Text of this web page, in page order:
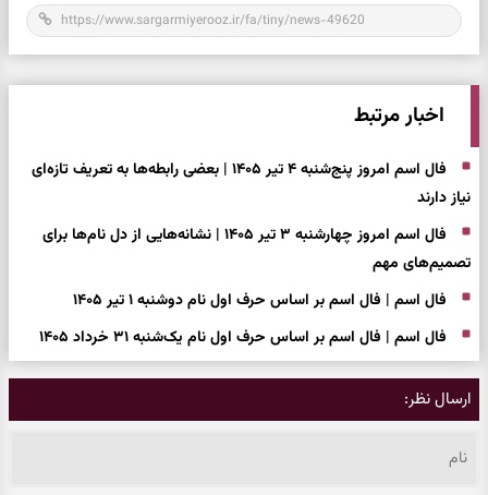
اخبار مرتبط
فال اسم امروز پنج‌شنبه ۴ تیر ۱۴۰۵ | بعضی رابطه‌ها به تعریف تازه‌ای
نیاز دارند
فال اسم امروز چهارشنبه ۳ تیر ۱۴۰۵ | نشانه‌هایی از دل نام‌ها برای
تصمیم‌های مهم
فال اسم | فال اسم بر اساس حرف اول نام دوشنبه ۱ تیر ۱۴۰۵
فال اسم | فال اسم بر اساس حرف اول نام یک‌شنبه ۳۱ خرداد ۱۴۰۵
ارسال نظر: